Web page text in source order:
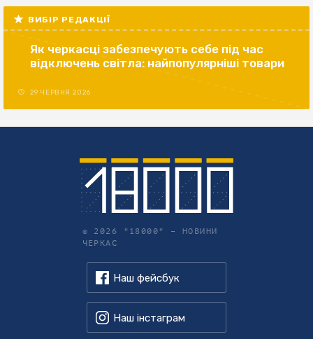
ВИБІР РЕДАКЦІЇ
Як черкасці забезпечують себе під час
відключень світла: найпопулярніші товари
29 ЧЕРВНЯ 2026
© 2026 "18000" – НОВИНИ
ЧЕРКАС
Наш фейсбук
Наш інстаграм